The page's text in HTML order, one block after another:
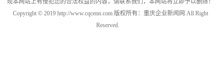
Copyright © 2019 http://www.cqcenn.com 版权所有：重庆企业新闻网 All Right
Reserved.